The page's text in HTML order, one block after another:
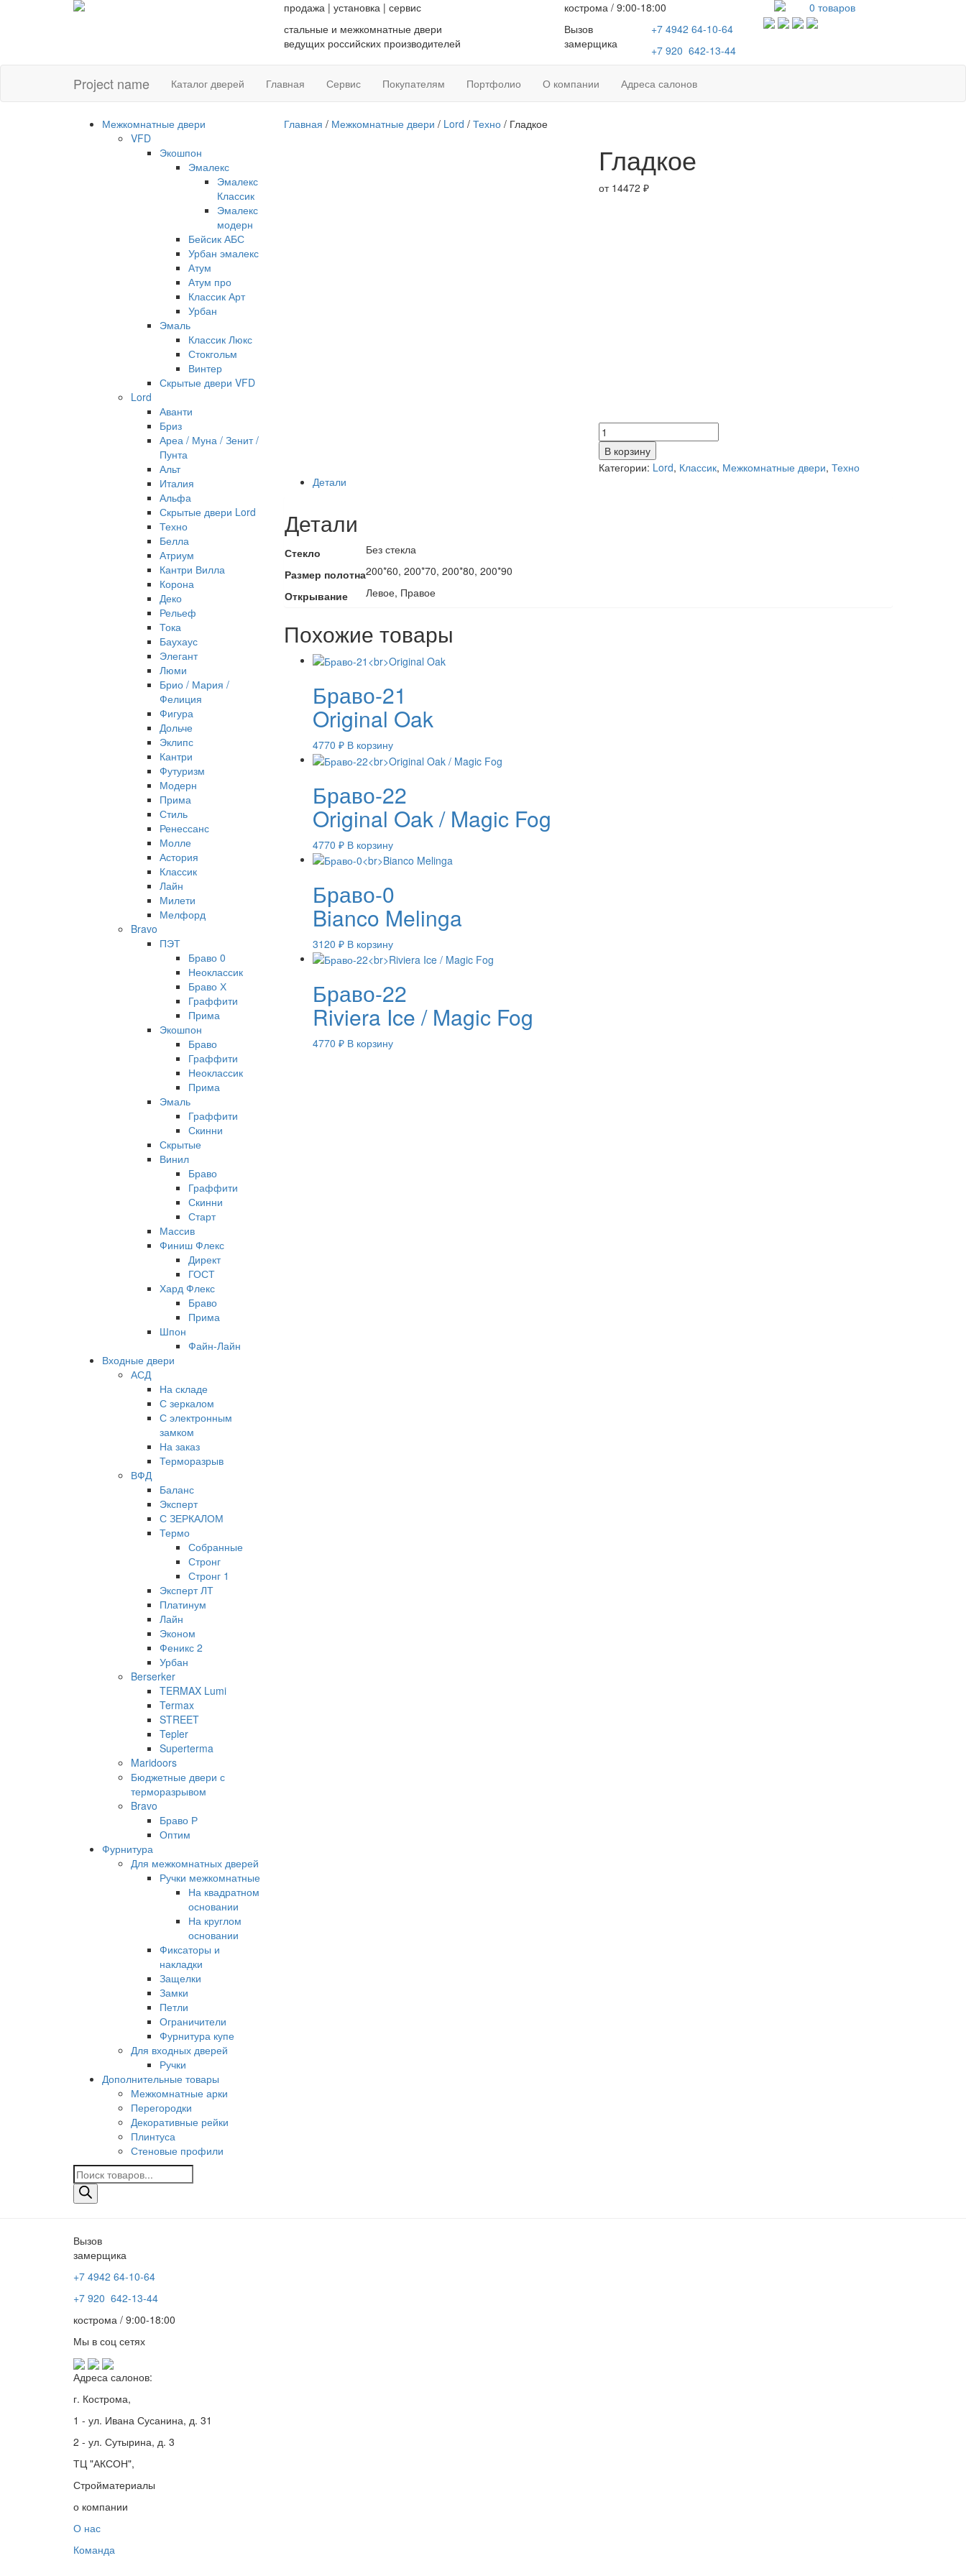
продажа | установка | сервис
стальные и межкомнатные двери
ведущих российских производителей
кострома / 9:00-18:00
Вызов
замерщика
+7 494264-10-64
+7920 642-13-44
0 товаров
Project name Каталог дверей Главная Сервис Покупателям Портфолио О компании Адреса салонов
Межкомнатные двери
VFD
Экошпон
Эмалекс
Эмалекс
Классик
Эмалекс
модерн
Бейсик АБС
Урбан эмалекс
Атум
Атум про
Классик Арт
Урбан
Эмаль
Классик Люкс
Стокгольм
Винтер
Скрытые двери VFD
Lord
Аванти
Бриз
Ареа / Муна / Зенит /
Пунта
Альт
Италия
Альфа
Скрытые двери Lord
Техно
Белла
Атриум
Кантри Вилла
Корона
Деко
Рельеф
Тока
Баухаус
Элегант
Люми
Брио / Мария /
Фелиция
Фигура
Дольче
Эклипс
Кантри
Футуризм
Модерн
Прима
Стиль
Ренессанс
Молле
Астория
Классик
Лайн
Милети
Мелфорд
Bravo
ПЭТ
Браво 0
Неоклассик
Браво Х
Граффити
Прима
Экошпон
Браво
Граффити
Неоклассик
Прима
Эмаль
Граффити
Скинни
Скрытые
Винил
Браво
Граффити
Скинни
Старт
Массив
Финиш Флекс
Директ
ГОСТ
Хард Флекс
Браво
Прима
Шпон
Файн-Лайн
Входные двери
АСД
На складе
С зеркалом
С электронным
замком
На заказ
Терморазрыв
ВФД
Баланс
Эксперт
С ЗЕРКАЛОМ
Термо
Собранные
Стронг
Стронг 1
Эксперт ЛТ
Платинум
Лайн
Эконом
Феникс 2
Урбан
Berserker
TERMAX Lumi
Termax
STREET
Tepler
Superterma
Maridoors
Бюджетные двери с
терморазрывом
Bravo
Браво Р
Оптим
Фурнитура
Для межкомнатных дверей
Ручки межкомнатные
На квадратном
основании
На круглом
основании
Фиксаторы и
накладки
Защелки
Замки
Петли
Ограничители
Фурнитура купе
Для входных дверей
Ручки
Дополнительные товары
Межкомнатные арки
Перегородки
Декоративные рейки
Плинтуса
Стеновые профили
Поиск
товаров
Главная / Межкомнатные двери / Lord / Техно/ Гладкое
Гладкое
от 14472₽
Количество
товара
Гладкое
В корзину
Категории: Lord, Классик, Межкомнатные двери,Техно
Детали
Детали
Стекло
Без стекла
Размер полотна200*60, 200*70, 200*80, 200*90
Открывание
Левое, Правое
Похожие товары
Браво-21
Original Oak
4770 ₽ В корзину
Браво-22
Original Oak / Magic Fog
4770 ₽ В корзину
Браво-0
Bianco Melinga
3120 ₽ В корзину
Браво-22
Riviera Ice / Magic Fog
4770 ₽ В корзину
Вызов
замерщика
+7 4942 64-10-64
+7 920 642-13-44
кострома / 9:00-18:00
Мы в соц сетях
Адреса салонов:
г. Кострома,
1 - ул. Ивана Сусанина, д. 31
2 - ул. Сутырина, д. 3
ТЦ "АКСОН",
Стройматериалы
о компании
О нас
Команда